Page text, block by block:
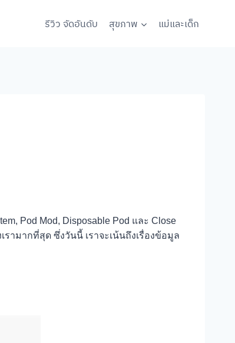
รีวิว จัดอันดับ สุขภาพ แม่และเด็ก
Pod Mod, Disposable Pod และ Close
ามากที่สุด ซึ่งวันนี้ เราจะเน้นถึงเรื่องข้อมูล